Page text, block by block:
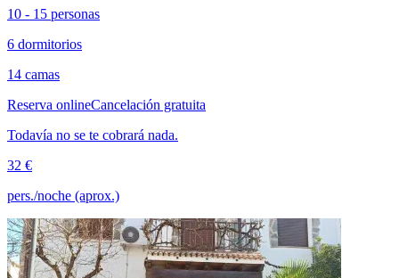
10 - 15 personas
6 dormitorios
14 camas
Reserva onlineCancelación gratuita
Todavía no se te cobrará nada.
32 €
pers./noche (aprox.)